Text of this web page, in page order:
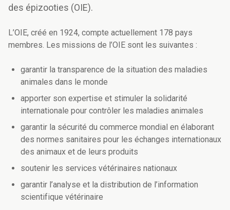
des épizooties (OIE).
L’OIE, créé en 1924, compte actuellement 178 pays
membres. Les missions de l’OIE sont les suivantes :
garantir la transparence de la situation des maladies
animales dans le monde
apporter son expertise et stimuler la solidarité
internationale pour contrôler les maladies animales
garantir la sécurité du commerce mondial en élaborant
des normes sanitaires pour les échanges internationaux
des animaux et de leurs produits
soutenir les services vétérinaires nationaux
garantir l’analyse et la distribution de l’information
scientifique vétérinaire